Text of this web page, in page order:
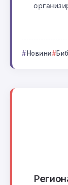
Новини